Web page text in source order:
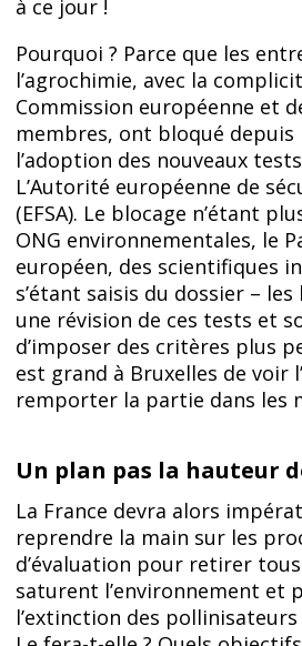
à ce jour !
Pourquoi ? Parce que les
l’agrochimie, avec la
Commission européenne et
membres, ont bloqué depuis
l’adoption des nouveaux
L’Autorité européenne de
(EFSA). Le blocage n’étant
ONG environnementales, le
européen, des scientifiques
s’étant saisis du dossier –
une révision de ces tests et
d’imposer des critères plus
est grand à Bruxelles de voir
remporter la partie dans les
Un plan pas la hauteur
La France devra alors
reprendre la main sur les
d’évaluation pour retirer
saturent l’environnement et
l’extinction des